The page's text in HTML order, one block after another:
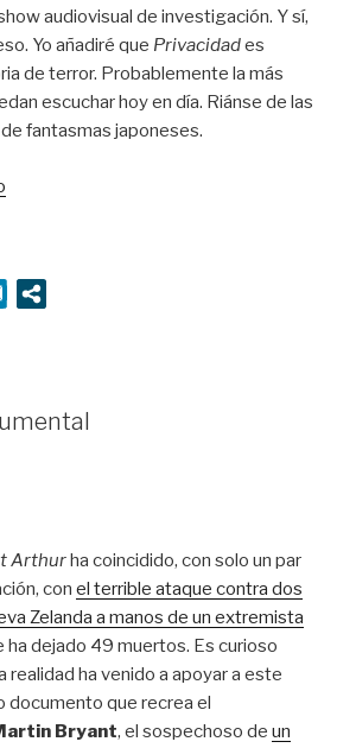
audiovisual de investigación. Y sí,
Yo añadiré que Privacidades
de terror. Probablemente la más
escuchar hoy en día. Riánse de las
fantasmas japoneses.
Arthurha coincidido, con solo un par
con el terrible ataque contra dos
Zelanda a manos de un extremista
ha dejado 49 muertos. Es curioso
realidad ha venido a apoyar a este
documento que recrea el
Bryant, el sospechoso de un